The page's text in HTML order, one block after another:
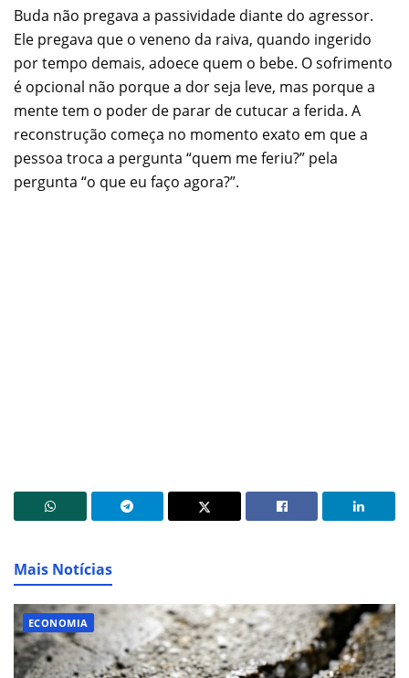
Buda não pregava a passividade diante do agressor.
Ele pregava que o veneno da raiva, quando ingerido
por tempo demais, adoece quem o bebe. O sofrimento
é opcional não porque a dor seja leve, mas porque a
mente tem o poder de parar de cutucar a ferida. A
reconstrução começa no momento exato em que a
pessoa troca a pergunta “quem me feriu?” pela
pergunta “o que eu faço agora?”.
Mais Notícias
ECONOMIA